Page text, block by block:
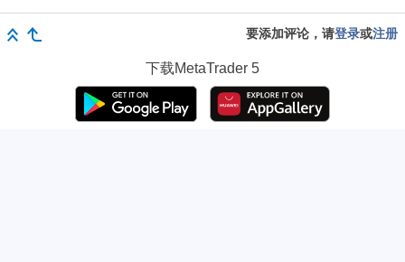
要添加评论，请登录或注册
下载MetaTrader 5